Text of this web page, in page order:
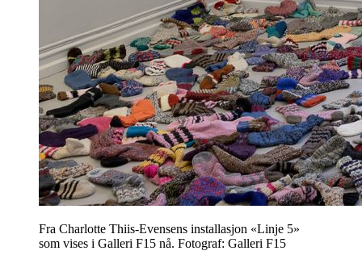
Fra Charlotte Thiis-Evensens installasjon «Linje 5»
som vises i Galleri F15 nå. Fotograf: Galleri F15